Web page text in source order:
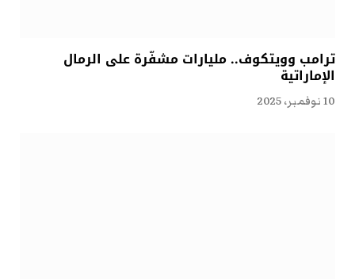
ترامب وويتكوف.. مليارات مشفّرة على الرمال
الإماراتية
10 نوفمبر، 2025